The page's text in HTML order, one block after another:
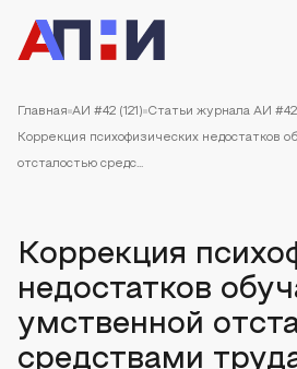
Главная АИ #42 (121) Статьи журнала АИ #42
Коррекция психофизических недостатков
отсталостью средс...
Коррекция
недостатков
умственной
средствами